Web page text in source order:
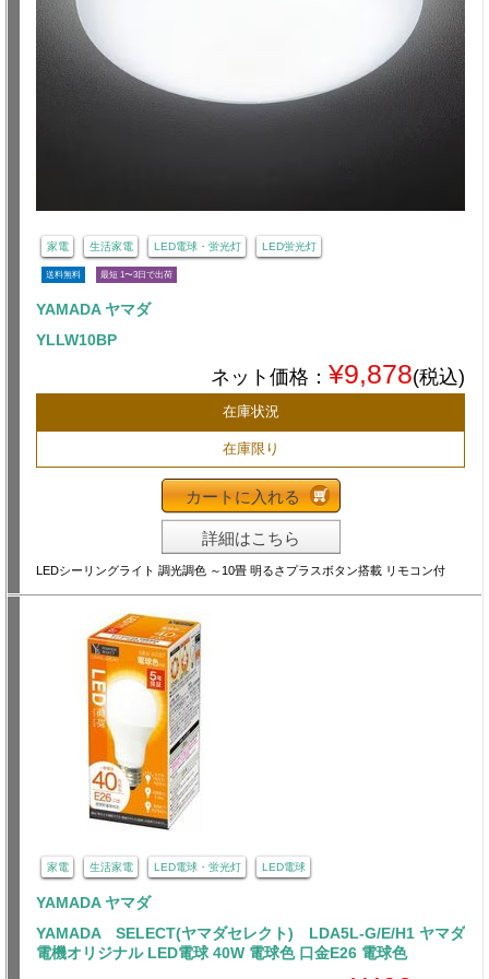
家電 生活家電 LED電球・蛍光灯 LED蛍光灯
送料無料 最短 1〜3日で出荷
YAMADA ヤマダ
YLLW10BP
ネット価格： ¥9,878(税込)
在庫状況
在庫限り
カートに入れる
詳細はこちら
LEDシーリングライト 調光調色 ～10畳 明るさプラスボタン搭載 リモコン付
家電 生活家電 LED電球・蛍光灯 LED電球
YAMADA ヤマダ
YAMADA SELECT(ヤマダセレクト) LDA5L-G/E/H1 ヤマダ
電機オリジナル LED電球 40W 電球色 口金E26 電球色